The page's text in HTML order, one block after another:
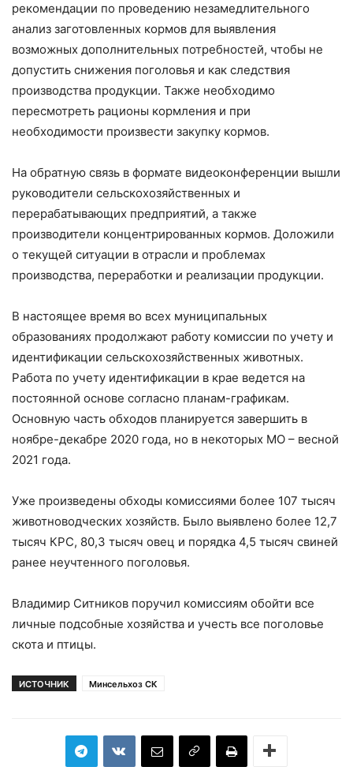
рекомендации по проведению незамедлительного
анализ заготовленных кормов для выявления
возможных дополнительных потребностей, чтобы не
допустить снижения поголовья и как следствия
производства продукции. Также необходимо
пересмотреть рационы кормления и при
необходимости произвести закупку кормов.
На обратную связь в формате видеоконференции вышли
руководители сельскохозяйственных и
перерабатывающих предприятий, а также
производители концентрированных кормов. Доложили
о текущей ситуации в отрасли и проблемах
производства, переработки и реализации продукции.
В настоящее время во всех муниципальных
образованиях продолжают работу комиссии по учету и
идентификации сельскохозяйственных животных.
Работа по учету идентификации в крае ведется на
постоянной основе согласно планам-графикам.
Основную часть обходов планируется завершить в
ноябре-декабре 2020 года, но в некоторых МО – весной
2021 года.
Уже произведены обходы комиссиями более 107 тысяч
животноводческих хозяйств. Было выявлено более 12,7
тысяч КРС, 80,3 тысяч овец и порядка 4,5 тысяч свиней
ранее неучтенного поголовья.
Владимир Ситников поручил комиссиям обойти все
личные подсобные хозяйства и учесть все поголовье
скота и птицы.
ИСТОЧНИК Минсельхоз СК